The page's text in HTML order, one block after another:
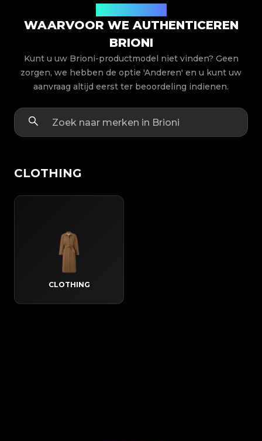
WAARVOOR WE AUTHENTICEREN
BRIONI
Kunt u uw Brioni-productmodel niet vinden? Geen
zorgen, we hebben de optie 'Anderen' en u kunt uw
aanvraag altijd eerst ter beoordeling indienen.
CLOTHING
CLOTHING